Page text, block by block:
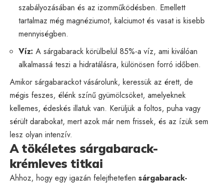
szabályozásában és az izomműködésben. Emellett
tartalmaz még magnéziumot, kalciumot és vasat is kisebb
mennyiségben.
Víz: A sárgabarack körülbelül 85%-a víz, ami kiválóan
alkalmassá teszi a hidratálásra, különösen forró időben.
Amikor sárgabarackot vásárolunk, keressük az érett, de
mégis feszes, élénk színű gyümölcsöket, amelyeknek
kellemes, édeskés illatuk van. Kerüljük a foltos, puha vagy
sérült darabokat, mert azok már nem frissek, és az ízük sem
lesz olyan intenzív.
A tökéletes sárgabarack-
krémleves titkai
Ahhoz, hogy egy igazán felejthetetlen sárgabarack-